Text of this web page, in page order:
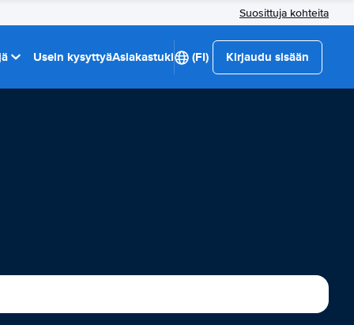
Suosittuja kohteita
Usein kysyttyäAsiakastuki (FI) Kirjaudu sisään